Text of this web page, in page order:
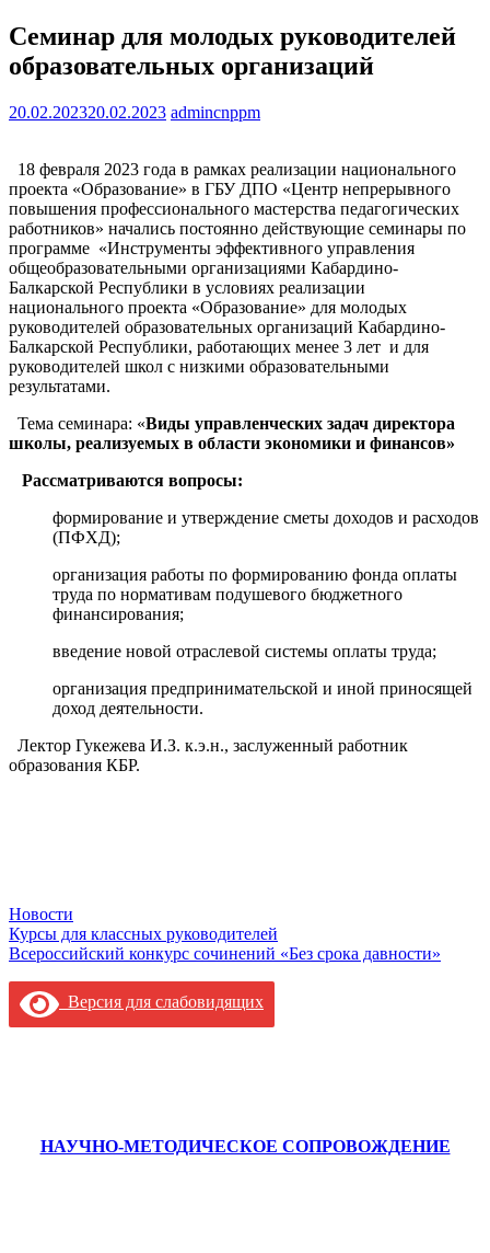
Семинар для молодых руководителей
образовательных организаций
20.02.202320.02.2023 admincnppm
18 февраля 2023 года в рамках реализации национального
проекта «Образование» в ГБУ ДПО «Центр непрерывного
повышения профессионального мастерства педагогических
работников» начались постоянно действующие семинары по
программе «Инструменты эффективного управления
общеобразовательными организациями Кабардино-
Балкарской Республики в условиях реализации
национального проекта «Образование» для молодых
руководителей образовательных организаций Кабардино-
Балкарской Республики, работающих менее 3 лет и для
руководителей школ с низкими образовательными
результатами.
Тема семинара: «Виды управленческих задач директора
школы, реализуемых в области экономики и финансов»
Рассматриваются вопросы:
формирование и утверждение сметы доходов и расходов
(ПФХД);
организация работы по формированию фонда оплаты
труда по нормативам подушевого бюджетного
финансирования;
введение новой отраслевой системы оплаты труда;
организация предпринимательской и иной приносящей
доход деятельности.
Лектор Гукежева И.З. к.э.н., заслуженный работник
образования КБР.
Новости
Навигация
по
записям
Курсы для классных руководителей
Всероссийский конкурс сочинений «Без срока давности»
Версия для слабовидящих
НАУЧНО-МЕТОДИЧЕСКОЕ СОПРОВОЖДЕНИЕ